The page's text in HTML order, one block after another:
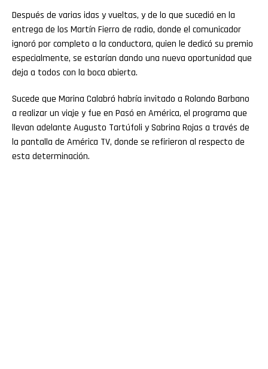
Después de varias idas y vueltas, y de lo que sucedió en la
entrega de los Martín Fierro de radio, donde el comunicador
ignoró por completo a la conductora, quien le dedicó su premio
especialmente, se estarían dando una nueva oportunidad que
deja a todos con la boca abierta.
Sucede que Marina Calabró habría invitado a Rolando Barbano
a realizar un viaje y fue en Pasó en América, el programa que
llevan adelante Augusto Tartúfoli y Sabrina Rojas a través de
la pantalla de América TV, donde se refirieron al respecto de
esta determinación.